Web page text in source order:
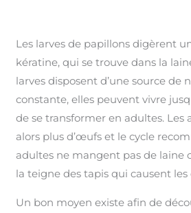
Les larves de papillons digèrent
kératine, qui se trouve dans la
larves disposent d’une source de
constante, elles peuvent vivre
de se transformer en adultes. Les
alors plus d’œufs et le cycle
adultes ne mangent pas de laine
la teigne des tapis qui causent les
Un bon moyen existe afin de